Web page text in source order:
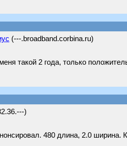
(---.broadband.corbina.ru)
такой 2 года, только
)
480 длина, 2.0 ширина.